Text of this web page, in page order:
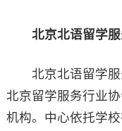
北京北语留学
北京北语留学服
北京留学服务行业
机构。中心依托学